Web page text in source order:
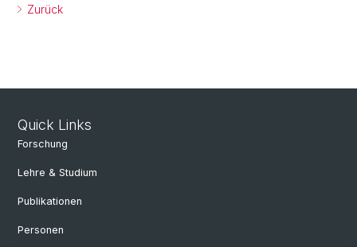
Zurück
Quick Links
Forschung
Lehre & Studium
Publikationen
Personen